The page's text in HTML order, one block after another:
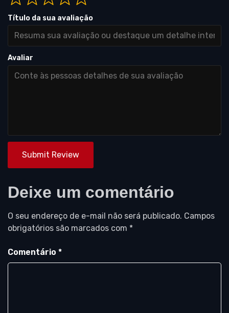
Título da sua avaliação
Avaliar
Submit Review
Deixe um comentário
O seu endereço de e-mail não será publicado. Campos
obrigatórios são marcados com *
Comentário *